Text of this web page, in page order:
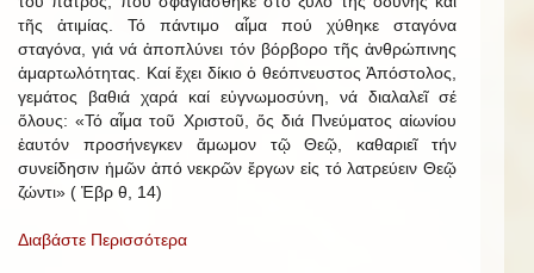
τῆς ἀτιμίας. Τό πάντιμο αἷμα πού χύθηκε σταγόνα
σταγόνα, γιά νά ἀποπλύνει τόν βόρβορο τῆς ἀνθρώπινης
ἁμαρτωλότητας. Καί ἔχει δίκιο ὁ θεόπνευστος Ἀπόστολος,
γεμάτος βαθιά χαρά καί εὐγνωμοσύνη, νά διαλαλεῖ σέ
ὅλους: «Τό αἷμα τοῦ Χριστοῦ, ὅς διά Πνεύματος αἰωνίου
ἑαυτόν προσήνεγκεν ἄμωμον τῷ Θεῷ, καθαριεῖ τήν
συνείδησιν ἡμῶν ἀπό νεκρῶν ἔργων εἰς τό λατρεύειν Θεῷ
ζώντι» ( Ἐβρ θ, 14)
Διαβάστε Περισσότερα